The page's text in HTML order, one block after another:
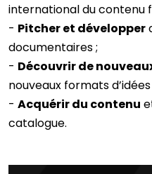
international du contenu
- Pitcher et développer
documentaires ;
- Découvrir de
nouveaux formats d’idées
- Acquérir du contenu
catalogue.